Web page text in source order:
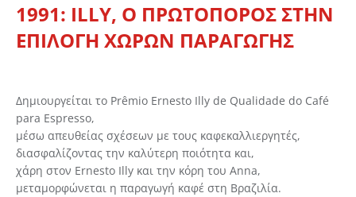
1991: ILLY, Ο ΠΡΩΤΟΠΟΡΟΣ ΣΤΗΝ
ΕΠΙΛΟΓΗ ΧΩΡΩΝ ΠΑΡΑΓΩΓΗΣ
Δημιουργείται το Prêmio Ernesto Illy de Qualidade do Café
para Espresso,
μέσω απευθείας σχέσεων με τους καφεκαλλιεργητές,
διασφαλίζοντας την καλύτερη ποιότητα και,
χάρη στον Ernesto Illy και την κόρη του Anna,
μεταμορφώνεται η παραγωγή καφέ στη Βραζιλία.
Αγαπημένα σας
Βρείτε το προϊόν που επιθυμείτε και πατήστε στο
κουμπί "Προσθήκη στα Αγαπημένα".
Βρείτε την δική σας λίστα Αγαπημένων στο προφίλ
σας.